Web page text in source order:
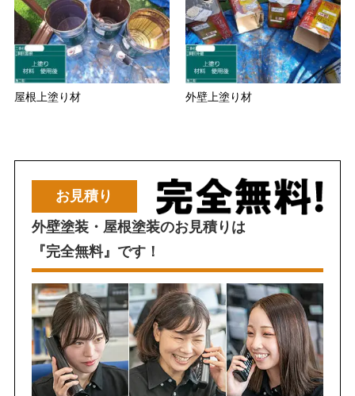
屋根上塗り材 外壁上塗り材
お見積り
外壁塗装・屋根塗装のお見積りは
『完全無料』です！